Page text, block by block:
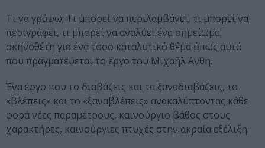
Τι να γράψω; Τι μπορεί να περιλαμβάνει, τι μπορεί να
περιγράφει, τι μπορεί να αναλύει ένα σημείωμα
σκηνοθέτη για ένα τόσο καταλυτικό θέμα όπως αυτό
που πραγματεύεται το έργο του Μιχαήλ Άνθη.
Ένα έργο που το διαβάζεις και τα ξαναδιαβάζεις, το
«βλέπεις» και το «ξαναβλέπεις» ανακαλύπτοντας κάθε
φορά νέες παραμέτρους, καινούργιο βάθος στους
χαρακτήρες, καινούργιες πτυχές στην ακραία εξέλιξη.